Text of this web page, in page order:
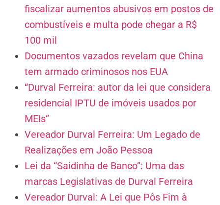
fiscalizar aumentos abusivos em postos de
combustíveis e multa pode chegar a R$
100 mil
Documentos vazados revelam que China
tem armado criminosos nos EUA
“Durval Ferreira: autor da lei que considera
residencial IPTU de imóveis usados por
MEIs”
Vereador Durval Ferreira: Um Legado de
Realizações em João Pessoa
Lei da “Saidinha de Banco”: Uma das
marcas Legislativas de Durval Ferreira
Vereador Durval: A Lei que Pôs Fim à